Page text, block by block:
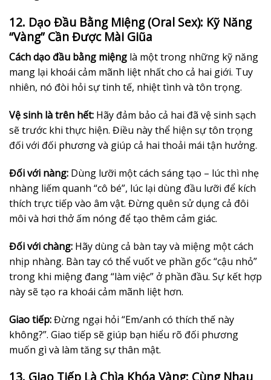
12. Dạo Đầu Bằng Miệng (Oral Sex): Kỹ Năng
“Vàng” Cần Được Mài Giũa
Cách dạo đầu bằng miệng là một trong những kỹ năng
mang lại khoái cảm mãnh liệt nhất cho cả hai giới. Tuy
nhiên, nó đòi hỏi sự tinh tế, nhiệt tình và tôn trọng.
Vệ sinh là trên hết: Hãy đảm bảo cả hai đã vệ sinh sạch
sẽ trước khi thực hiện. Điều này thể hiện sự tôn trọng
đối với đối phương và giúp cả hai thoải mái tận hưởng.
Đối với nàng: Dùng lưỡi một cách sáng tạo – lúc thì nhẹ
nhàng liếm quanh “cô bé”, lúc lại dùng đầu lưỡi để kích
thích trực tiếp vào âm vật. Đừng quên sử dụng cả đôi
môi và hơi thở ấm nóng để tạo thêm cảm giác.
Đối với chàng: Hãy dùng cả bàn tay và miệng một cách
nhịp nhàng. Bàn tay có thể vuốt ve phần gốc “cậu nhỏ”
trong khi miệng đang “làm việc” ở phần đầu. Sự kết hợp
này sẽ tạo ra khoái cảm mãnh liệt hơn.
Giao tiếp:Đừng ngại hỏi “Em/anh có thích thế này
không?”. Giao tiếp sẽ giúp bạn hiểu rõ đối phương
muốn gì và làm tăng sự thân mật.